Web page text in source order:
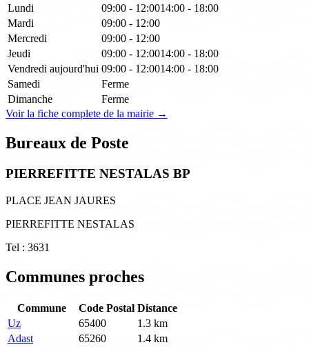
Lundi
09:00 - 12:0014:00 - 18:00
Mardi
09:00 - 12:00
Mercredi
09:00 - 12:00
Jeudi
09:00 - 12:0014:00 - 18:00
Vendredi aujourd'hui 09:00 - 12:0014:00 - 18:00
Samedi
Ferme
Dimanche
Ferme
Voir la fiche complete de la mairie →
Bureaux de Poste
PIERREFITTE NESTALAS BP
PLACE JEAN JAURES
PIERREFITTE NESTALAS
Tel : 3631
Communes proches
Commune Code Postal Distance
Uz
65400
1.3 km
Adast
65260 1.4 km